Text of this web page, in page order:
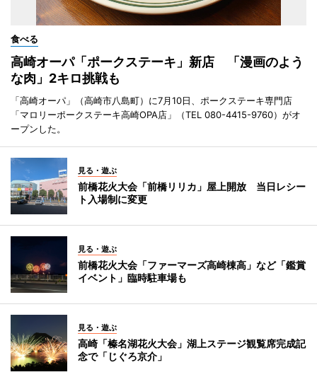
食べる
高崎オーパ「ポークステーキ」新店 「漫画のよう
な肉」2キロ挑戦も
「高崎オーパ」（高崎市八島町）に7月10日、ポークステーキ専門店
「マロリーポークステーキ高崎OPA店」（TEL 080-4415-9760）がオ
ープンした。
見る・遊ぶ
前橋花火大会「前橋リリカ」屋上開放 当日レシー
ト入場制に変更
見る・遊ぶ
前橋花火大会「ファーマーズ高崎棟高」など「鑑賞
イベント」臨時駐車場も
見る・遊ぶ
高崎「榛名湖花火大会」湖上ステージ観覧席完成記
念で「じぐろ京介」